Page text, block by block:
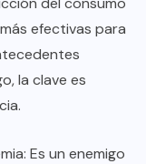
efectivas para
la clave es
Es un enemigo